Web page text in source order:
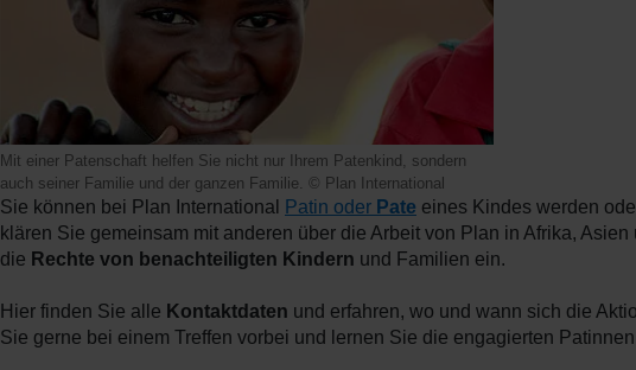
Mit einer Patenschaft helfen Sie nicht nur Ihrem Patenkind, sondern
auch seiner Familie und der ganzen Familie. © Plan International
Sie können bei Plan International Patin oder Pate eines Kindes werden
klären Sie gemeinsam mit anderen über die Arbeit von Plan in Afrika,
die Rechte von benachteiligten Kindern und Familien ein.
Hier finden Sie alle Kontaktdaten und erfahren, wo und wann sich die
Sie gerne bei einem Treffen vorbei und lernen Sie die engagierten